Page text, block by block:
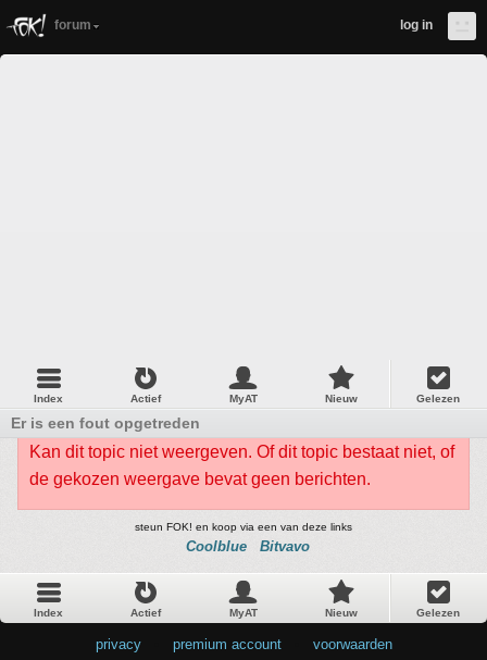
forum log in
Index Actief MyAT Nieuw Gelezen
Er is een fout opgetreden
Kan dit topic niet weergeven. Of dit topic bestaat niet, of
de gekozen weergave bevat geen berichten.
steun FOK! en koop via een van deze links
Coolblue Bitvavo
Index Actief MyAT Nieuw Gelezen
privacy premium account voorwaarden